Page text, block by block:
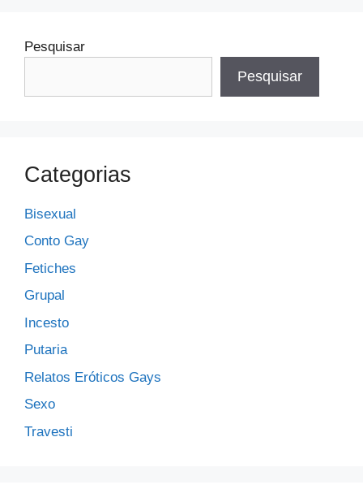
Pesquisar
Pesquisar
Categorias
Bisexual
Conto Gay
Fetiches
Grupal
Incesto
Putaria
Relatos Eróticos Gays
Sexo
Travesti